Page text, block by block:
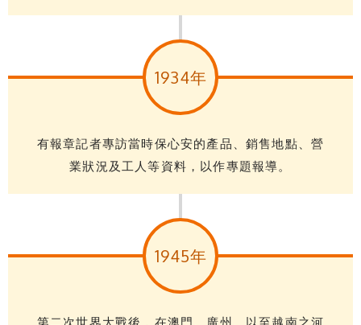
1934年
有報章記者專訪當時保心安的產品、銷售地點、營
業狀況及工人等資料，以作專題報導。
1945年
第二次世界大戰後，在澳門、廣州、以至越南之河